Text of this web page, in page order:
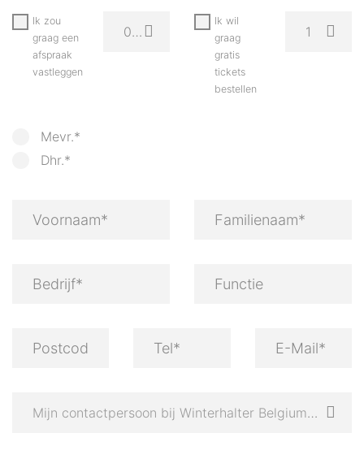
Ik zou
graag een
afspraak
vastleggen
08.03.2026
Ik wil
graag
gratis
tickets
bestellen
1
Mevr.*
Dhr.*
Mijn contactpersoon bij Winterhalter Belgium (indien gekend)